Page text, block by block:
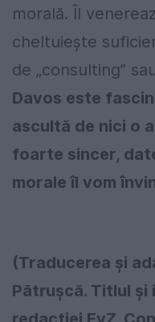
morală. Îl
cheltuiește
de „consulting”
Davos este
ascultă de nici o
foarte sincer,
morale îl vom
(Traducerea și
Pătrușcă. Titlul